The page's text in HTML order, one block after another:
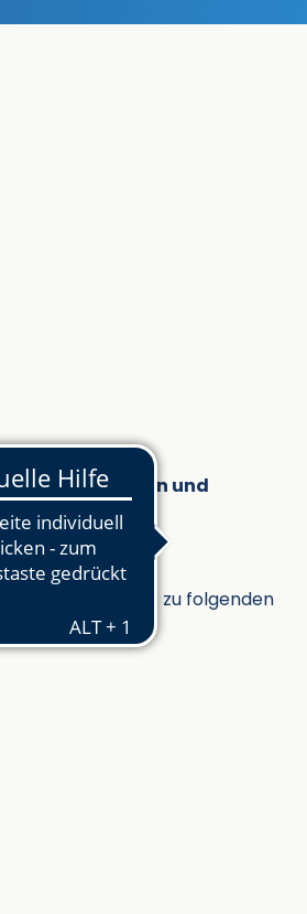
finanzielle Hilfen und
klaren Überblick zu folgenden